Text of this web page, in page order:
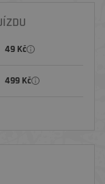
49 Kč
499 Kč